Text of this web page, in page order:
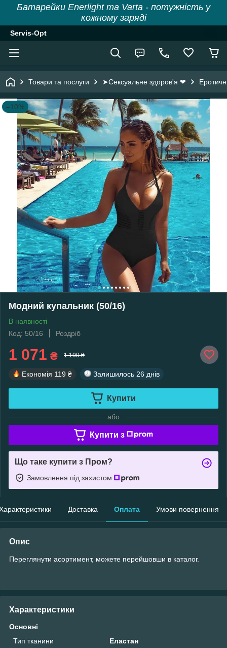
Батарейки Enerlight та Varta - потужність у
кожному заряді
Servis-Opt
Товари та послуги ➤Сексуальне здоров'я ❤
–10%
Модний купальник (50/16)
В наявності
Код: 50/16
Роздріб
1 071 ₴ 1 190 ₴
Економія 119 ₴ Залишилось 26 днів
Купити
або
Купити з
Що таке купити з Пром?
Замовлення під захистом
Доставка Оплата Умови повернення
Опис
Переглянути асортимент, можете перейшовши в каталог.
Характеристики
Основні
Тип тканини
Еластан